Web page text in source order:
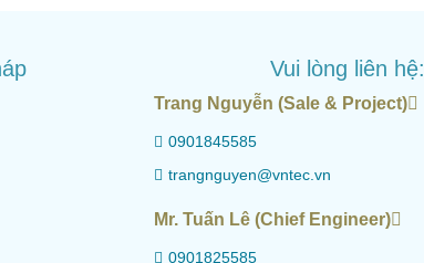
Vui lòng liên hệ:
Trang Nguyễn (Sale & Project)
0901845585
trangnguyen@vntec.vn
Mr. Tuấn Lê (Chief Engineer)
0901825585